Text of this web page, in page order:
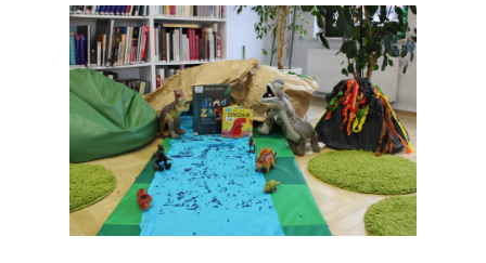
funkcjonowania
strony
internetowej.
Statystyka
Abyśmy mogli